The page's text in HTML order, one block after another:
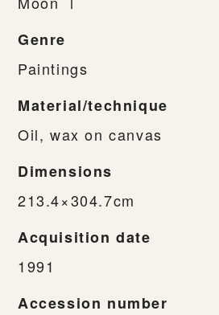
Genre
Paintings
Material/technique
Oil, wax on canvas
Dimensions
213.4×304.7cm
Acquisition date
1991
Accession number